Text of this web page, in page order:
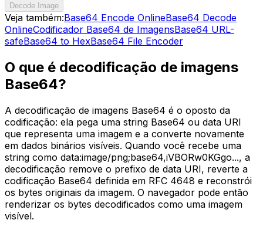
Decode Image
Veja também:Base64 Encode OnlineBase64 Decode
OnlineCodificador Base64 de ImagensBase64 URL-
safeBase64 to HexBase64 File Encoder
O que é decodificação de imagens
Base64?
A decodificação de imagens Base64 é o oposto da
codificação: ela pega uma string Base64 ou data URI
que representa uma imagem e a converte novamente
em dados binários visíveis. Quando você recebe uma
string como data:image/png;base64,iVBORw0KGgo..., a
decodificação remove o prefixo de data URI, reverte a
codificação Base64 definida em RFC 4648 e reconstrói
os bytes originais da imagem. O navegador pode então
renderizar os bytes decodificados como uma imagem
visível.